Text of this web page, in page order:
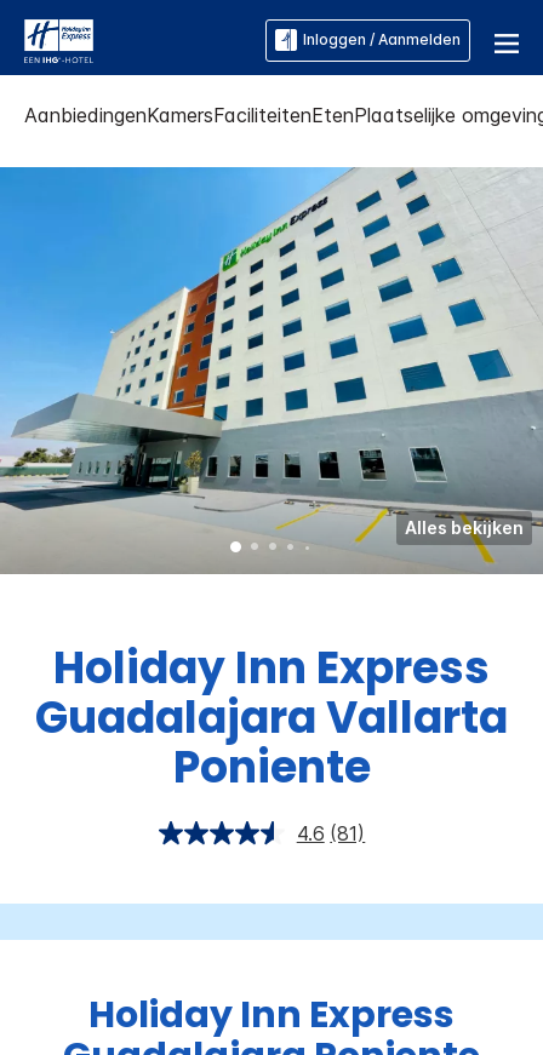
Inloggen / Aanmelden
AanbiedingenKamersFaciliteitenEtenPlaatselijke
Alles bekijken
Holiday Inn Express
Guadalajara Vallarta
Poniente
4.6 (81)
Holiday Inn Express